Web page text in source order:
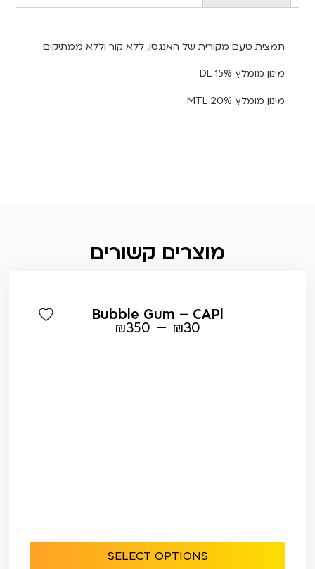
תמצית טעם מקורית של האנגסן, ללא קור וללא ממתיקים
מינון מומלץ DL 15%
מינון מומלץ MTL 20%
מוצרים קשורים
Bubble Gum – CAPl
₪30
–
₪350
SELECT OPTIONS